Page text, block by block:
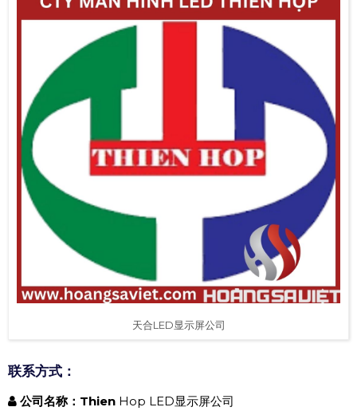
天合LED显示屏公司
联系方式：
公司名称：Thien Hop LED显示屏公司